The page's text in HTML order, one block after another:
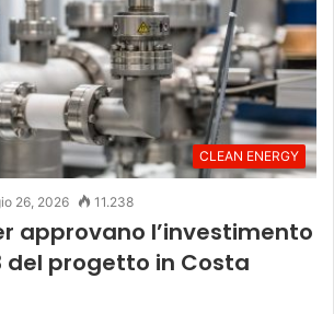
CLEAN ENERGY
26, 2026 11.238
approvano l’investimento
del progetto in Costa